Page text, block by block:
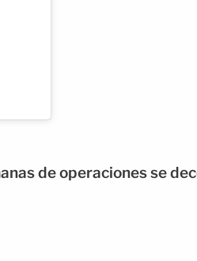
de operaciones se